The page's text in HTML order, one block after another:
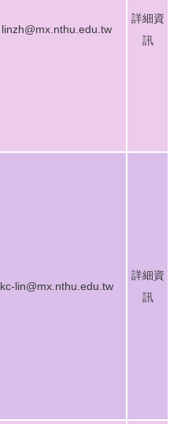
linzh@mx.nthu.edu.tw
詳細資
訊
kc-lin@mx.nthu.edu.tw
詳細資
訊